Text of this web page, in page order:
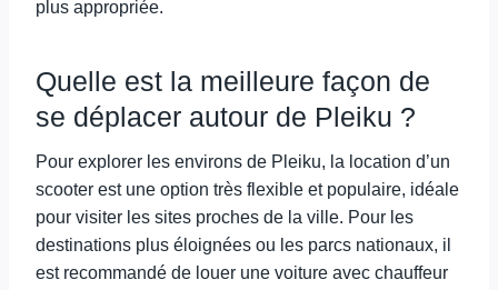
plus appropriée.
Quelle est la meilleure façon de
se déplacer autour de Pleiku ?
Pour explorer les environs de Pleiku, la location d’un
scooter est une option très flexible et populaire, idéale
pour visiter les sites proches de la ville. Pour les
destinations plus éloignées ou les parcs nationaux, il
est recommandé de louer une voiture avec chauffeur